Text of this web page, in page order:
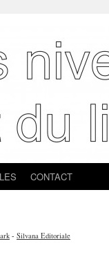
CONTACT
- Silvana Editoriale